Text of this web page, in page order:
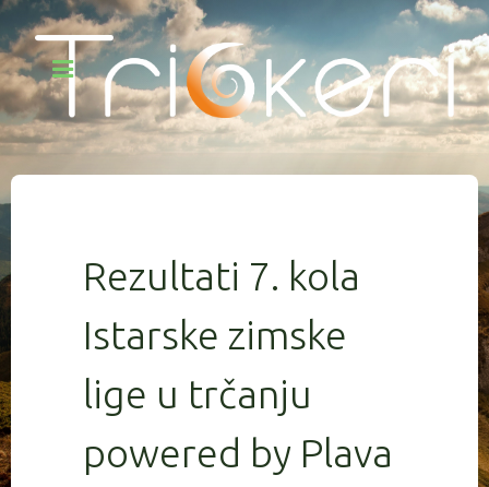
Rezultati 7. kola
Istarske zimske
lige u trčanju
powered by Plava